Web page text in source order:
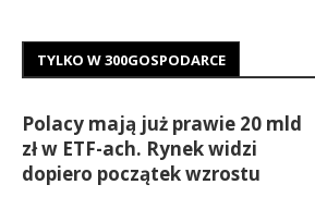
TYLKO W 300GOSPODARCE
Polacy mają już prawie 20 mld
zł w ETF-ach. Rynek widzi
dopiero początek wzrostu